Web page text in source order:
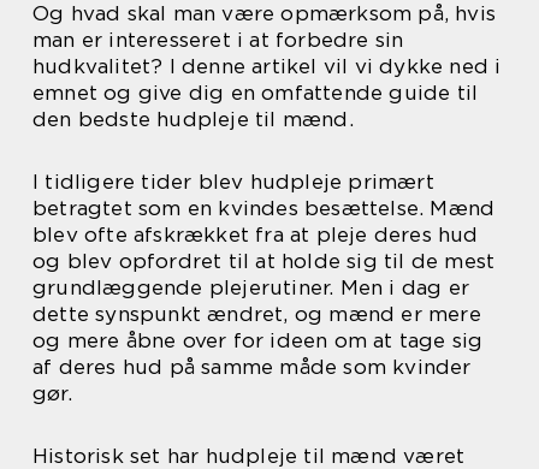
Og hvad skal man være opmærksom på, hvis
man er interesseret i at forbedre sin
hudkvalitet? I denne artikel vil vi dykke ned i
emnet og give dig en omfattende guide til
den bedste hudpleje til mænd.
I tidligere tider blev hudpleje primært
betragtet som en kvindes besættelse. Mænd
blev ofte afskrækket fra at pleje deres hud
og blev opfordret til at holde sig til de mest
grundlæggende plejerutiner. Men i dag er
dette synspunkt ændret, og mænd er mere
og mere åbne over for ideen om at tage sig
af deres hud på samme måde som kvinder
gør.
Historisk set har hudpleje til mænd været